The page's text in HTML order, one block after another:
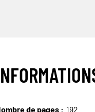
de pages
192